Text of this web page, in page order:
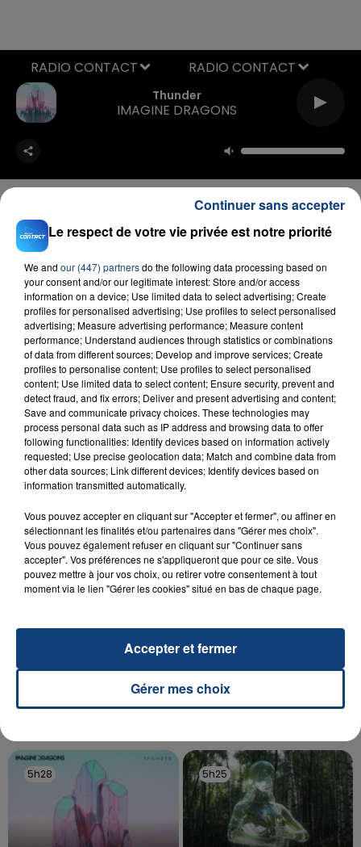
Thunder
IMAGINE DRAGONS
RADIO CONTACT
FIL D'ACTU
23 juillet 2026
INCENDIE MORTEL À LENS : UNE FEMME ET
SON BÉBÉ ENTRE LA VIE ET LA...
Un homme s'est immolé par le feu après avoir
aspergé sa compagne et leur bébé de trois mois
d'un liquide inflammable.
UNE ADOLESCENTE DEVANT SE FAIRE
OPÉRER DE LA CHEVILLE RESSORT DE LA...
La famille a porté plainte contre la clinique qui a
reconnu sa responsabilité et présenté ses
excuses.
5h28
5h28 5h25
5h25
Le respect de votre vie privée est notre priorité
We and our (447) partnersdo the following data processing based on
your consent and/or our legitimate interest: Store and/or access
information on a device; Use limited data to select advertising; Create
profiles for personalised advertising; Use profiles to select personalised
advertising; Measure advertising performance; Measure content
performance; Understand audiences through statistics or combinations
of data from different sources; Develop and improve services; Create
profiles to personalise content; Use profiles to select personalised
content; Use limited data to select content; Ensure security, prevent and
detect fraud, and fix errors; Deliver and present advertising and content;
Save and communicate privacy choices. These technologies may
process personal data such as IP address and browsing data to offer
following functionalities: Identify devices based on information actively
requested; Use precise geolocation data; Match and combine data from
other data sources; Link different devices; Identify devices based on
information transmitted automatically.
Vous pouvez accepter en cliquant sur "Accepter et fermer", ou affiner en
sélectionnant les finalités et/ou partenaires dans "Gérer mes choix".
Vous pouvez également refuser en cliquant sur "Continuer sans
accepter". Vos préférences ne s'appliqueront que pour ce site. Vous
pouvez mettre à jour vos choix, ou retirer votre consentement à tout
moment via le lien "Gérer les cookies" situé en bas de chaque page.
Gérer mes choix
Accepter et fermer
Continuer sans accepter